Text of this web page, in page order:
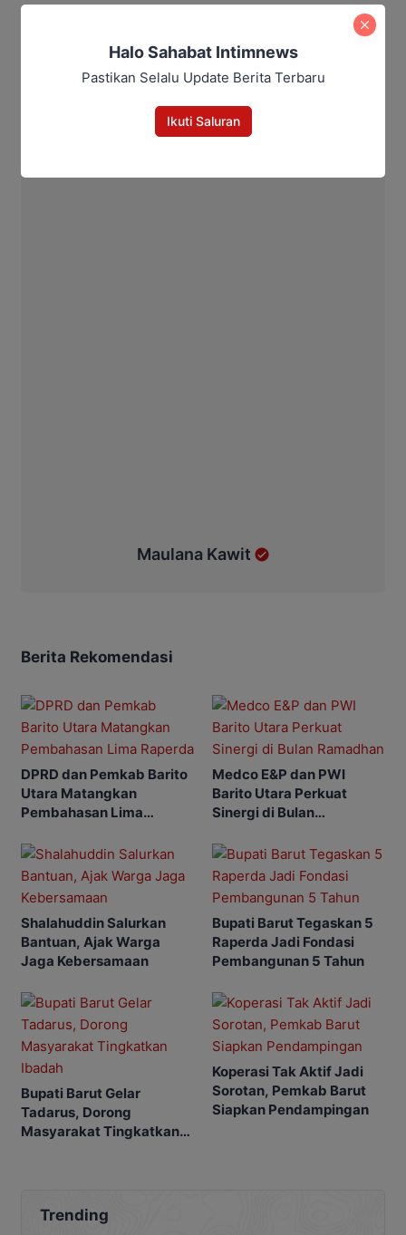
Maulana Kawit
Berita Rekomendasi
DPRD dan Pemkab Barito
Utara Matangkan
Pembahasan Lima
Medco E&P dan PWI
Barito Utara Perkuat
Sinergi di Bulan
Shalahuddin Salurkan
Bantuan, Ajak Warga
Jaga Kebersamaan
Bupati Barut Tegaskan 5
Raperda Jadi Fondasi
Pembangunan 5 Tahun
Bupati Barut Gelar
Tadarus, Dorong
Masyarakat Tingkatkan
Koperasi Tak Aktif Jadi
Sorotan, Pemkab Barut
Siapkan Pendampingan
Trending
Halo Sahabat Intimnews
Pastikan Selalu Update Berita Terbaru
Ikuti Saluran